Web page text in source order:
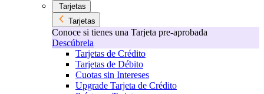
Tarjetas
Tarjetas
Conoce si tienes una Tarjeta pre-aprobada
Descúbrela
Tarjetas de Crédito
Tarjetas de Débito
Cuotas sin Intereses
Upgrade Tarjeta de Crédito